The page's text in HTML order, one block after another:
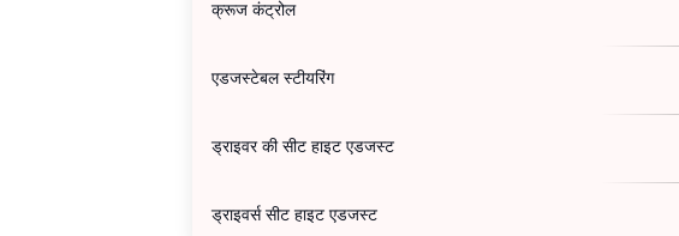
क्रूज कंट्रोल
एडजस्टेबल स्टीयरिंग
ड्राइवर की सीट हाइट एडजस्ट
ड्राइवर्स सीट हाइट एडजस्ट